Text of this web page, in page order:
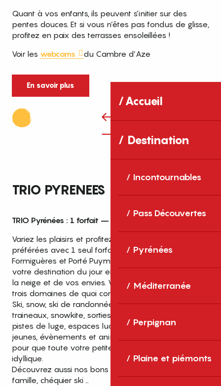
Accueil
Destination
Incontournables
Pass Découvertes
Pyrénées
Méditerranée
Perpignan
Plaine et piémonts
Quant à vos enfants, ils peuvent s’initier sur des
pentes douces. Et si vous n’êtes pas fondus de glisse,
profitez en paix des terrasses ensoleillées !
Voir les webcams du Cambre d’Aze
En savoir plus
TRIO PYRENEES
TRIO Pyrénées : 1 forfait – 3 stations
Variez les plaisirs et profitez de vos 3 stations
préférées avec 1 seul forfait unique ! Cambre d’Aze,
Formiguères et Porté Puymorens, choisissez librement
votre destination du jour en fonction de la météo, de
la neige et de vos envies. Vous trouverez dans nos
trois domaines de quoi combler les désirs de chacun.
Ski, snow, ski de randonnée, balade en chiens de
traineaux, snowkite, sorties raquettes, snakegliss,
pistes de luge, espaces ludiques pour les plus
jeunes, évènements et animations … tout est prévu
pour que toute votre petite famille passe un séjour
idyllique.
Découvrez aussi nos bons plans, forfaits saison, pack
famille, chéquier ski …